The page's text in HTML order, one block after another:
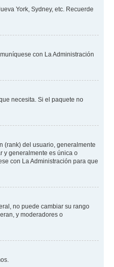
York, Sydney, etc. Recuerde
con La Administración
necesita. Si el paquete no
(rank) del usuario, generalmente
y generalmente es única o
con La Administración para que
no puede cambiar su rango
y moderadores o